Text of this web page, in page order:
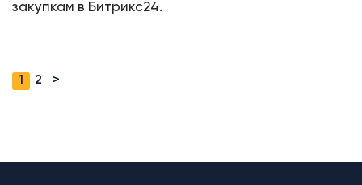
закупкам в Битрикс24.
1 2 >